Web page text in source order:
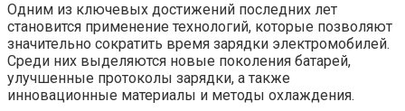
Одним из ключевых достижений последних лет
становится применение технологий, которые позволяют
значительно сократить время зарядки электромобилей.
Среди них выделяются новые поколения батарей,
улучшенные протоколы зарядки, а также
инновационные материалы и методы охлаждения.